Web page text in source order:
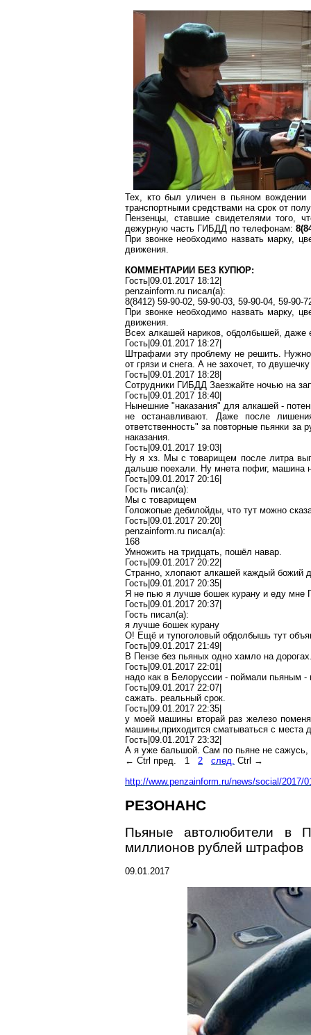
Тех, кто был уличен в пьяном
транспортными средствами на срок от
Пензенцы, ставшие свидетелями того,
дежурную часть ГИБДД по телефонам:
При звонке необходимо назвать марку,
движения.
КОММЕНТАРИИ БЕЗ КУПЮР:
Гость|09.01.2017 18:12|
penzainform.ru писал(a):
8(8412) 59-90-02, 59-90-03, 59-90-04, 59-90-
При звонке необходимо назвать марку,
движения.
Всех алкашей нариков, обдолбышей, даже
Гость|09.01.2017 18:27|
Штрафами эту проблему не решить. Нужно
от грязи и снега. А не захочет, то двушечку
Гость|09.01.2017 18:28|
Сотрудники ГИБДД Заезжайте ночью на
Гость|09.01.2017 18:40|
Нынешние "наказания" для алкашей -
не останавливают. Даже после
ответственность" за повторные пьянки за
наказания.
Гость|09.01.2017 19:03|
Ну я хз. Мы с товарищем после литра
дальше поехали. Ну мнета пофиг, машина
Гость|09.01.2017 20:16|
Гость писал(a):
Мы с товарищем
Голожопые дебилойды, что тут можно
Гость|09.01.2017 20:20|
penzainform.ru писал(a):
168
Умножить на тридцать, пошёл навар.
Гость|09.01.2017 20:22|
Странно, хлопают алкашей каждый божий
Гость|09.01.2017 20:35|
Я не пью я лучше бошек курану и еду мне
Гость|09.01.2017 20:37|
Гость писал(a):
я лучше бошек курану
О! Ещё и тупоголовый обдолбышь тут
Гость|09.01.2017 21:49|
В Пензе без пьяных одно хамло на
Гость|09.01.2017 22:01|
надо как в Белоруссии - поймали пьяным
Гость|09.01.2017 22:07|
сажать. реальный срок.
Гость|09.01.2017 22:35|
у моей машины вторайраз железо
машины,приходится сматываться с места
Гость|09.01.2017 23:32|
А я уже бальшой. Сам по пьяне не сажусь,
← Ctrl пред. 1 2 след. Ctrl →
http://www.penzainform.ru/news/social/2017/
РЕЗОНАНС
Пьяные автолюбители в
миллионов рублей штрафов
09.01.2017